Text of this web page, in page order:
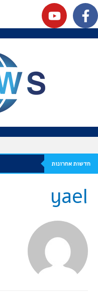
חדשות אחרונות
yael